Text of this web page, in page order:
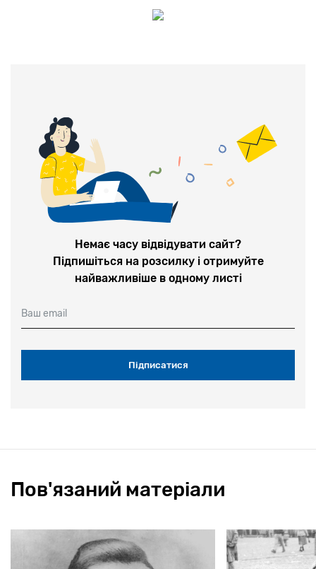
Немає часу відвідувати сайт?
Підпишіться на розсилку і отримуйте
найважливіше в одному листі
Ваш email
Пов'язаний матеріали